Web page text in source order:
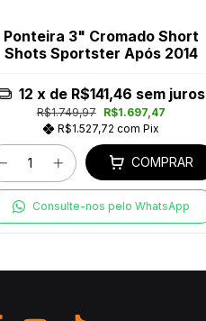
Ponteira 3" Cromado Short
Shots Sportster Após 2014
R$1.749,97
R$1.697,47
R$1.527,72 com Pix
12 x de R$141,46 sem juros
COMPRAR
Consulte-nos pelo WhatsApp